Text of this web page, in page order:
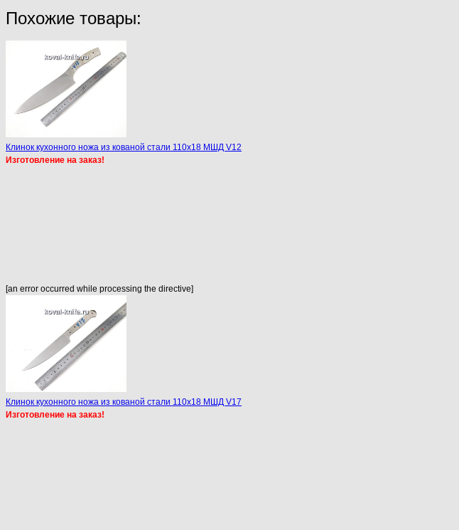
Похожие товары:
Клинок кухонного ножа из кованой стали 110х18 МШД V12
Изготовление на заказ!
[an error occurred while processing the directive]
Клинок кухонного ножа из кованой стали 110х18 МШД V17
Изготовление на заказ!